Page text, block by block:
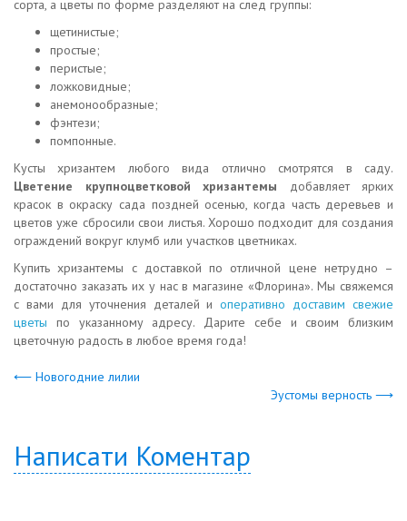
сорта, а цветы по форме разделяют на след группы:
щетинистые;
простые;
перистые;
ложковидные;
анемонообразные;
фэнтези;
помпонные.
Кусты хризантем любого вида отлично смотрятся в саду.
Цветение крупноцветковой хризантемы добавляет ярких
красок в окраску сада поздней осенью, когда часть деревьев и
цветов уже сбросили свои листья. Хорошо подходит для создания
ограждений вокруг клумб или участков цветниках.
Купить хризантемы с доставкой по отличной цене нетрудно –
достаточно заказать их у нас в магазине «Флорина». Мы свяжемся
с вами для уточнения деталей иоперативно доставим свежие
цветы по указанному адресу. Дарите себе и своим близким
цветочную радость в любое время года!
⟵ Новогодние лилии
Эустомы верность ⟶
Написати Коментар